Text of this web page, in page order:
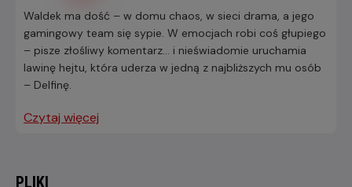
Waldek ma dość – w domu chaos, w sieci drama, a jego
gamingowy team się sypie. W emocjach robi coś głupiego
– pisze złośliwy komentarz… i nieświadomie uruchamia
lawinę hejtu, która uderza w jedną z najbliższych mu osób
– Delfinę.
Czytaj więcej
PLIKI